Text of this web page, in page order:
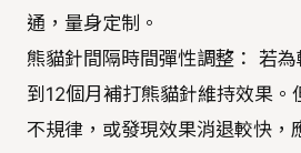
通，量身定制。
熊貓針間隔時間彈性調整： 若
到12個月補打熊貓針維持效果。
不規律，或發現效果消退較快，